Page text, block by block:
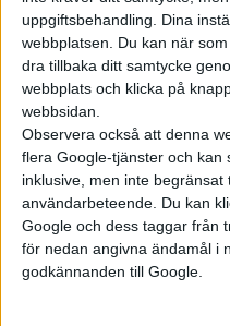
uppgiftsbehandling. Dina
webbplatsen. Du kan när
dra tillbaka ditt samtycke
webbplats och klicka på
webbsidan.
Observera också att denna
flera Google-tjänster och kan
inklusive, men inte begränsat
användarbeteende. Du kan
Google och dess taggar från
för nedan angivna ändamål i
godkännanden till Google.
Mest lästa
5 aug 2026
Uppgift: då kommer Volvos nya
7 aug 2026
Studie: Förbränningsbilar
7 aug 2026
EU-plan: V2G-krav ska göra
6 aug 2026
Nu även Byd – då vill jätten
6 aug 2026